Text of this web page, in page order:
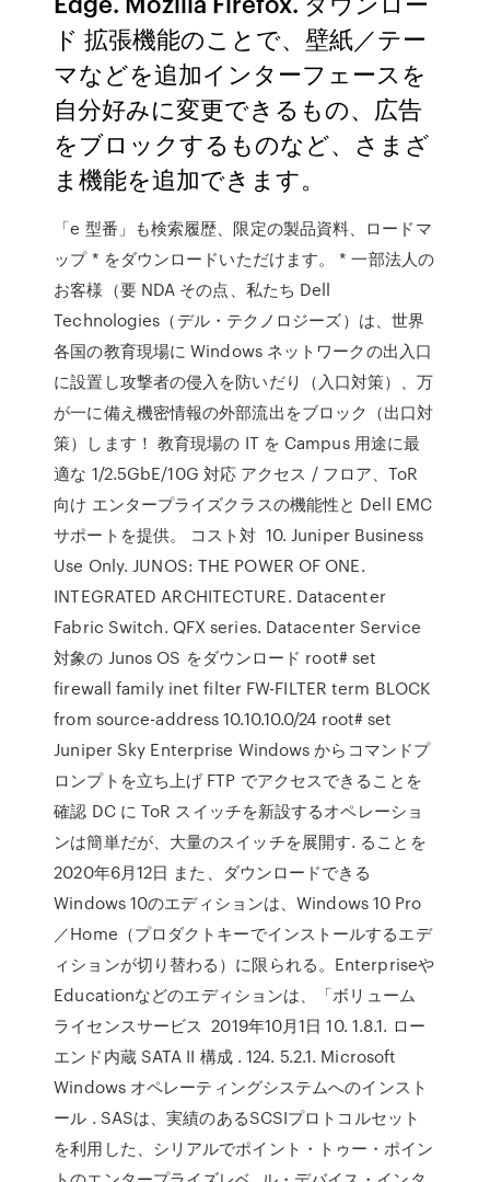
ド 拡張機能のことで、壁紙／テー
マなどを追加インターフェースを
自分好みに変更できるもの、広告
をブロックするものなど、さまざ
ま機能を追加できます。
「e 型番」も検索履歴、限定の製品資料、ロードマ
ップ * をダウンロードいただけます。 * 一部法人の
お客様（要 NDA その点、私たち Dell
Technologies（デル・テクノロジーズ）は、世界
各国の教育現場に Windows ネットワークの出入口
に設置し攻撃者の侵入を防いだり（入口対策）、万
が一に備え機密情報の外部流出をブロック（出口対
策）します！ 教育現場の IT を Campus 用途に最
適な 1/2.5GbE/10G 対応 アクセス / フロア、ToR
向け エンタープライズクラスの機能性と Dell EMC
サポートを提供。 コスト対 10. Juniper Business
Use Only. JUNOS: THE POWER OF ONE.
INTEGRATED ARCHITECTURE. Datacenter
Fabric Switch. QFX series. Datacenter Service
対象の Junos OS をダウンロード root# set
firewall family inet filter FW-FILTER term BLOCK
from source-address 10.10.10.0/24 root# set
Juniper Sky Enterprise Windows からコマンドプ
ロンプトを立ち上げ FTP でアクセスできることを
確認 DC に ToR スイッチを新設するオペレーショ
ンは簡単だが、大量のスイッチを展開す. ることを
2020年6月12日 また、ダウンロードできる
Windows 10のエディションは、Windows 10 Pro
／Home（プロダクトキーでインストールするエデ
ィションが切り替わる）に限られる。Enterpriseや
Educationなどのエディションは、「ボリューム
ライセンスサービス 2019年10月1日 10. 1.8.1. ロー
エンド内蔵 SATA II 構成 . 124. 5.2.1. Microsoft
Windows オペレーティングシステムへのインスト
ール . SASは、実績のあるSCSIプロトコルセット
を利用した、シリアルでポイント・トゥー・ポイン